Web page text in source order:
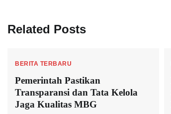
Related Posts
BERITA TERBARU
Pemerintah Pastikan
Transparansi dan Tata Kelola
Jaga Kualitas MBG